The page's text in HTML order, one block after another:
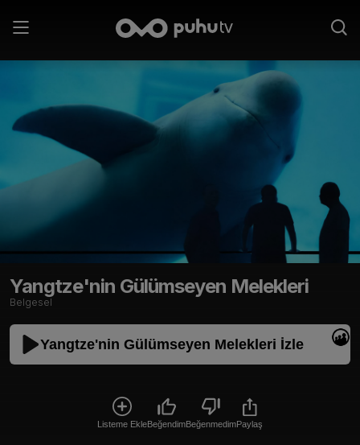
Yangtze'nin Gülümseyen Melekleri
Belgesel
Yangtze'nin Gülümseyen Melekleri İzle
Listeme EkleBeğendimBeğenmedimPaylaş